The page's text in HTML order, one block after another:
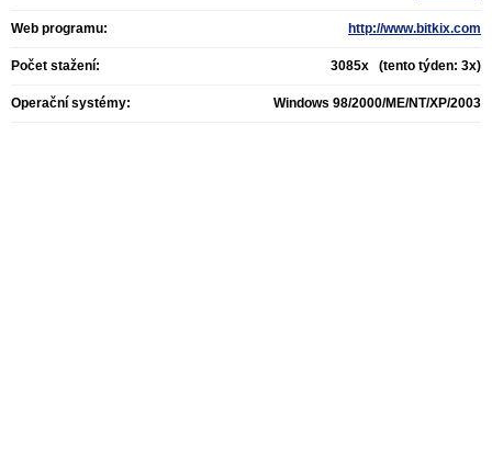
Web programu: http://www.bitkix.com
Počet stažení: 3085x (tento týden: 3x)
Operační systémy: Windows 98/2000/ME/NT/XP/2003